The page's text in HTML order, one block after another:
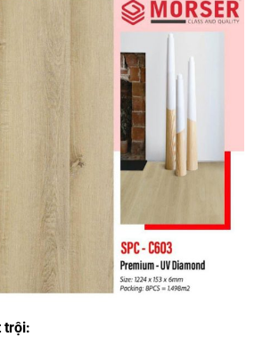
trội: